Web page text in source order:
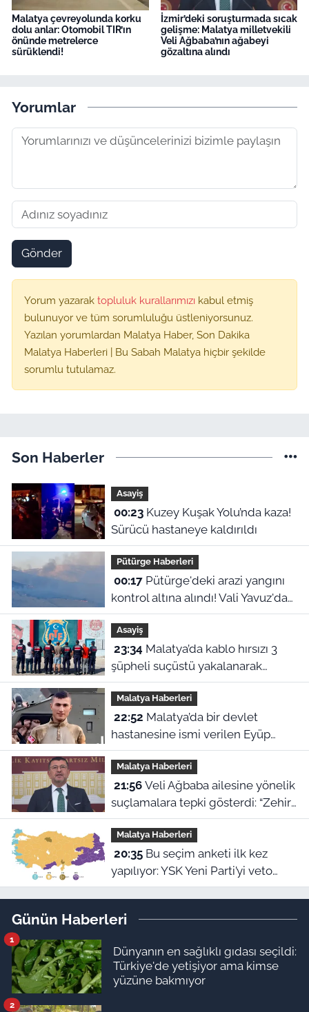
Malatya çevreyolunda korku
dolu anlar: Otomobil TIR’ın
önünde metrelerce
sürüklendi!
İzmir’deki soruşturmada sıcak
gelişme: Malatya milletvekili
Veli Ağbaba’nın ağabeyi
gözaltına alındı
Yorumlar
Gönder
Yorum yazarak topluluk kurallarımızı kabul etmiş
bulunuyor ve tüm sorumluluğu üstleniyorsunuz.
Yazılan yorumlardan Malatya Haber, Son Dakika
Malatya Haberleri | Bu Sabah Malatya hiçbir şekilde
sorumlu tutulamaz.
Son Haberler
Asayiş
00:23Kuzey Kuşak Yolu’nda kaza!
Sürücü hastaneye kaldırıldı
Pütürge Haberleri
00:17Pütürge'deki arazi yangını
kontrol altına alındı! Vali Yavuz'dan
çağrı
Asayiş
23:34
şüpheli suçüstü yakalanarak
tutuklandı
Malatya Haberleri
22:52
hastanesine ismi verilen Eyüp
Hacıoğlu kimdir? İşte duygu dolu
hikayesi
Malatya Haberleri
21:56Veli Ağbaba ailesine yönelik
suçlamalara tepki gösterdi: “Zehir
olsun”
Malatya Haberleri
20:35Bu seçim anketi ilk kez
yapılıyor: YSK Yeni Parti’yi veto
ederse Malatya’da sonuç ne olur?
Günün Haberleri
Dünyanın en sağlıklı gıdası seçildi:
Türkiye'de yetişiyor ama kimse
yüzüne bakmıyor
1
2